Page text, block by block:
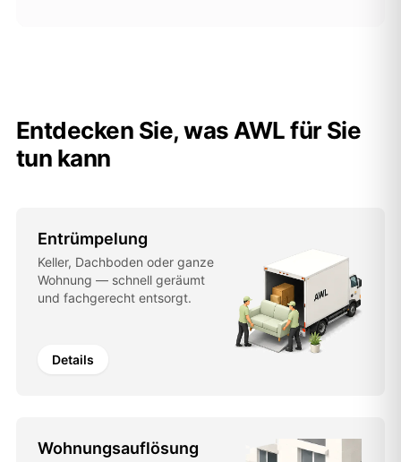
Entdecken Sie, was AWL für Sie
tun kann
Entrümpelung
Keller, Dachboden oder ganze
Wohnung — schnell geräumt
und fachgerecht entsorgt.
Details
Wohnungsauflösung